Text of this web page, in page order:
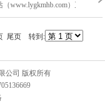
）正式上
尾页 转到:
公司 版权所有